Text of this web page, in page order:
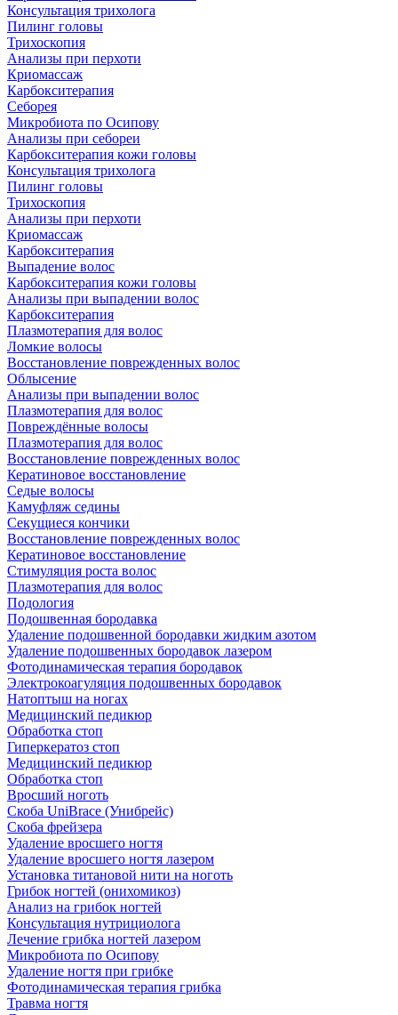
Консультация трихолога
Пилинг головы
Трихоскопия
Анализы при перхоти
Криомассаж
Карбокситерапия
Себорея
Микробиота по Осипову
Анализы при себореи
Карбокситерапия кожи головы
Консультация трихолога
Пилинг головы
Трихоскопия
Анализы при перхоти
Криомассаж
Карбокситерапия
Выпадение волос
Карбокситерапия кожи головы
Анализы при выпадении волос
Карбокситерапия
Плазмотерапия для волос
Ломкие волосы
Восстановление поврежденных волос
Облысение
Анализы при выпадении волос
Плазмотерапия для волос
Повреждённые волосы
Плазмотерапия для волос
Восстановление поврежденных волос
Кератиновое восстановление
Седые волосы
Камуфляж седины
Секущиеся кончики
Восстановление поврежденных волос
Кератиновое восстановление
Стимуляция роста волос
Плазмотерапия для волос
Подология
Подошвенная бородавка
Удаление подошвенной бородавки жидким азотом
Удаление подошвенных бородавок лазером
Фотодинамическая терапия бородавок
Электрокоагуляция подошвенных бородавок
Натоптыш на ногах
Медицинский педикюр
Обработка стоп
Гиперкератоз стоп
Медицинский педикюр
Обработка стоп
Вросший ноготь
Скоба UniBrace (Унибрейс)
Скоба фрейзера
Удаление вросшего ногтя
Удаление вросшего ногтя лазером
Установка титановой нити на ноготь
Грибок ногтей (онихомикоз)
Анализ на грибок ногтей
Консультация нутрициолога
Лечение грибка ногтей лазером
Микробиота по Осипову
Удаление ногтя при грибке
Фотодинамическая терапия грибка
Травма ногтя